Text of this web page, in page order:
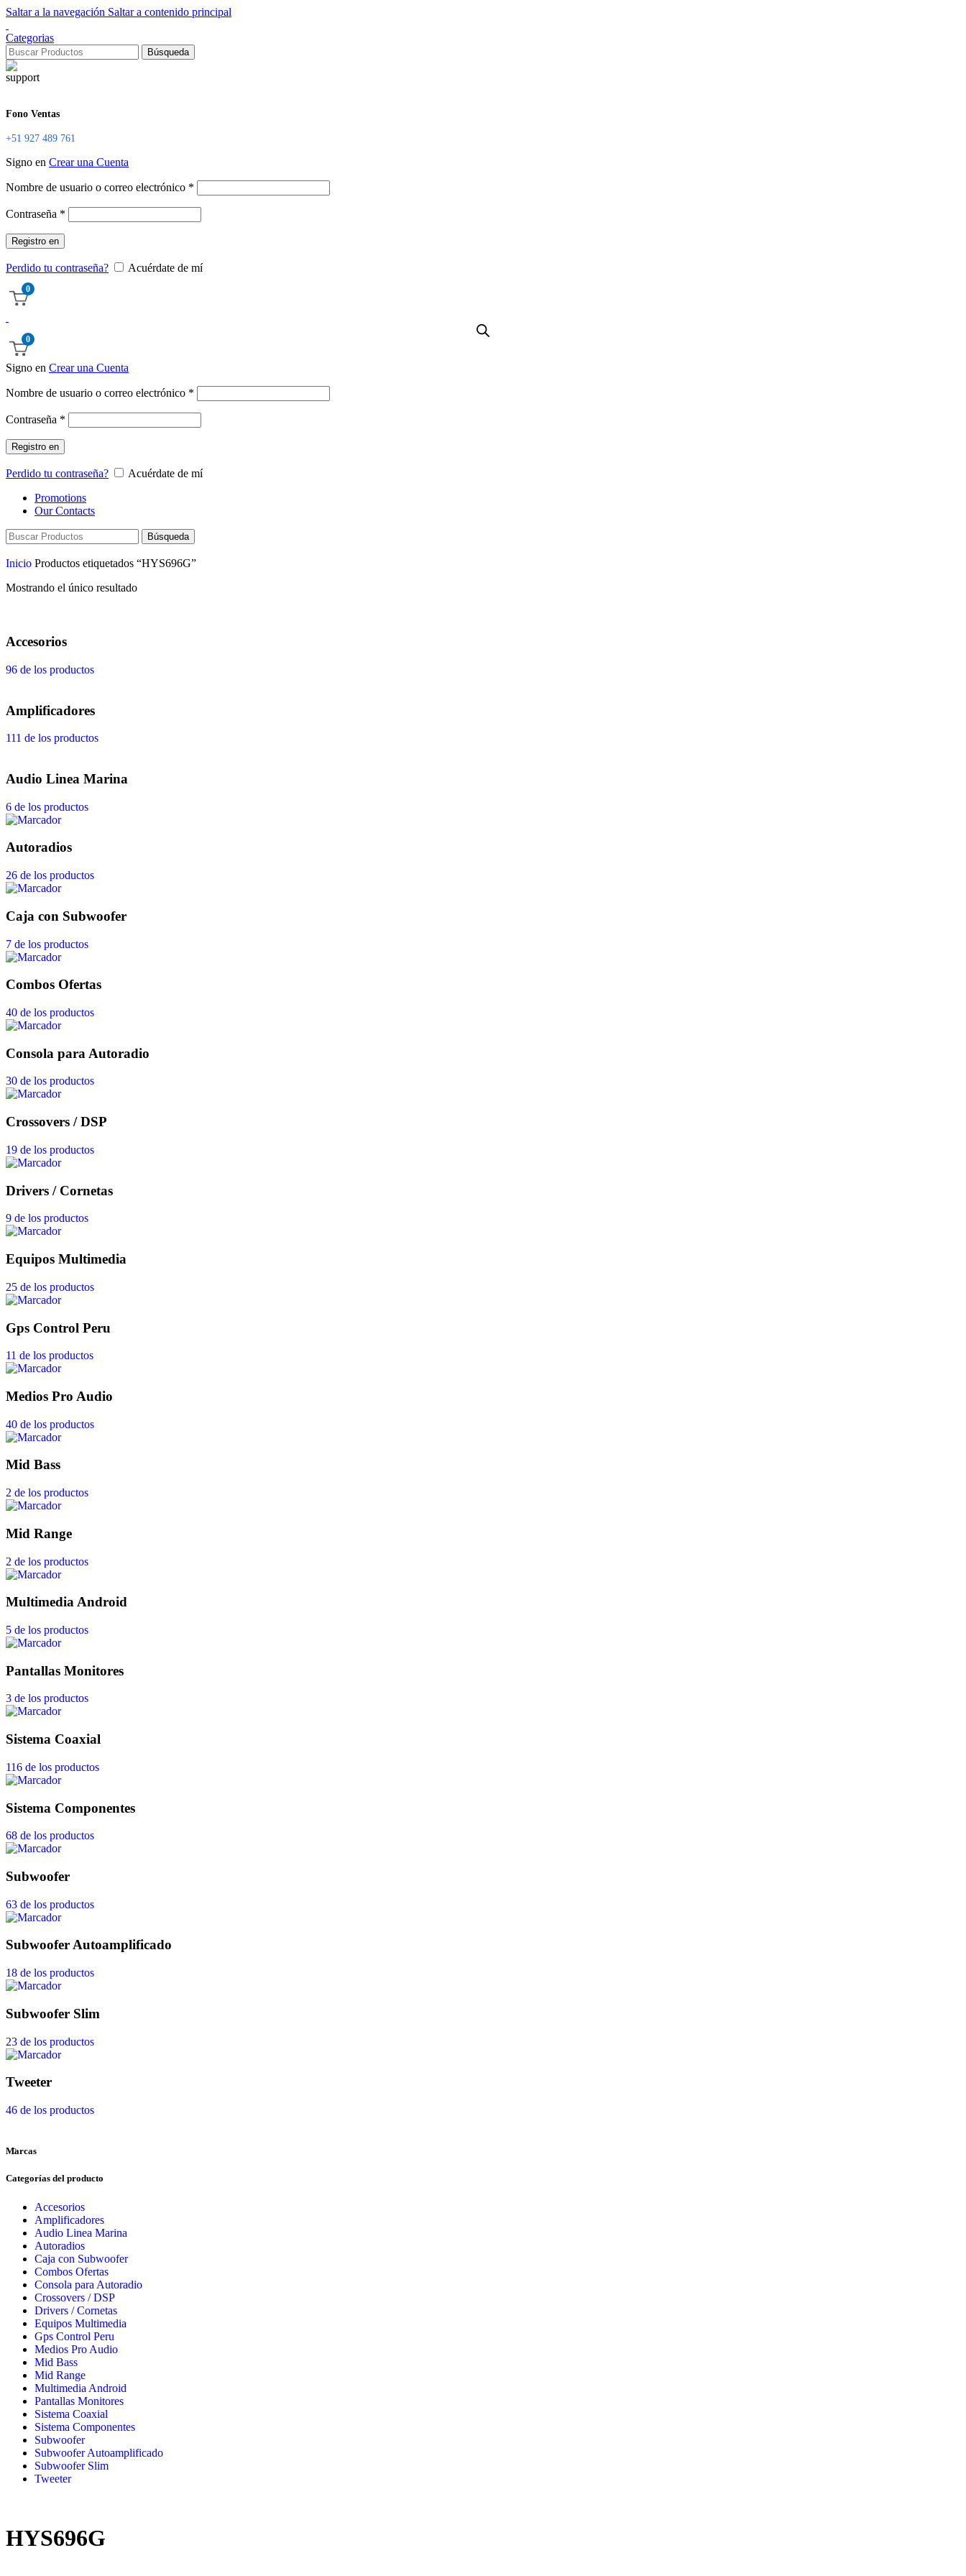
Saltar a la navegación Saltar a contenido principal
Categorias
Búsqueda
Fono Ventas
+51 927 489 761
Signo en Crear una Cuenta
Nombre de usuario o correo electrónico *
Contraseña *
Registro en
Perdido tu contraseña? Acuérdate de mí
0
0
Signo en Crear una Cuenta
Nombre de usuario o correo electrónico *
Contraseña *
Registro en
Perdido tu contraseña?
Acuérdate de mí
Promotions
Our Contacts
Búsqueda
Inicio Productos etiquetados “HYS696G”
Mostrando el único resultado
Accesorios
96 de los productos
Amplificadores
111 de los productos
Audio Linea Marina
6 de los productos
Autoradios
26 de los productos
Caja con Subwoofer
7 de los productos
Combos Ofertas
40 de los productos
Consola para Autoradio
30 de los productos
Crossovers / DSP
19 de los productos
Drivers / Cornetas
9 de los productos
Equipos Multimedia
25 de los productos
Gps Control Peru
11 de los productos
Medios Pro Audio
40 de los productos
Mid Bass
2 de los productos
Mid Range
2 de los productos
Multimedia Android
5 de los productos
Pantallas Monitores
3 de los productos
Sistema Coaxial
116 de los productos
Sistema Componentes
68 de los productos
Subwoofer
63 de los productos
Subwoofer Autoamplificado
18 de los productos
Subwoofer Slim
23 de los productos
Tweeter
46 de los productos
Marcas
Categorías del producto
Accesorios
Amplificadores
Audio Linea Marina
Autoradios
Caja con Subwoofer
Combos Ofertas
Consola para Autoradio
Crossovers / DSP
Drivers / Cornetas
Equipos Multimedia
Gps Control Peru
Medios Pro Audio
Mid Bass
Mid Range
Multimedia Android
Pantallas Monitores
Sistema Coaxial
Sistema Componentes
Subwoofer
Subwoofer Autoamplificado
Subwoofer Slim
Tweeter
HYS696G